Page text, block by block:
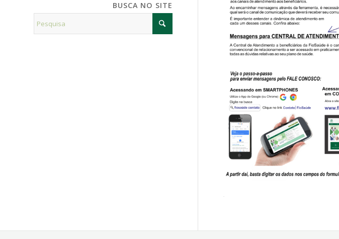
BUSCA NO SITE